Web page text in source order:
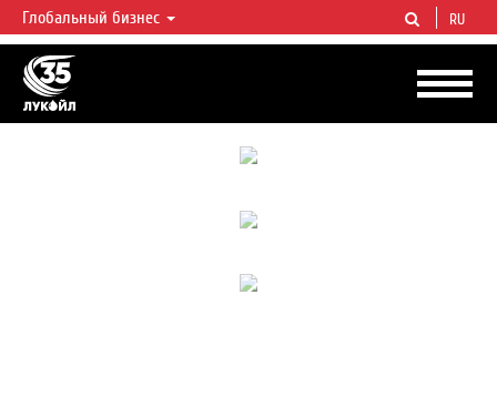
ЛУКОЙЛ СЕГОДНЯ
ЛУКОЙЛ — одна из крупнейших вертикально интегрированных
нефтегазовых компаний в мире, на долю которой приходится более 2%
мировой добычи нефти и около 1% доказанных запасов углеводородов.
Глобальный бизнес RU